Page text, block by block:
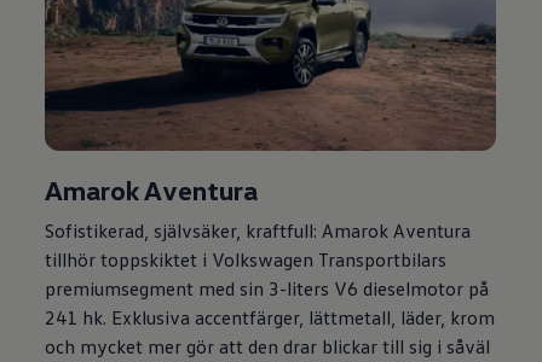
Amarok Aventura
Sofistikerad, självsäker, kraftfull: Amarok Aventura
tillhör toppskiktet i Volkswagen Transportbilars
premiumsegment med sin 3-liters V6 dieselmotor på
241 hk. Exklusiva accentfärger, lättmetall, läder, krom
och mycket mer gör att den drar blickar till sig i såväl